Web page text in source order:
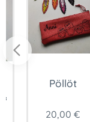
Pöllöt
20,00€